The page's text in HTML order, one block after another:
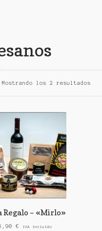
Mostrando los 2 resultados
Regalo – «Mirlo»
€ IVA Incluido